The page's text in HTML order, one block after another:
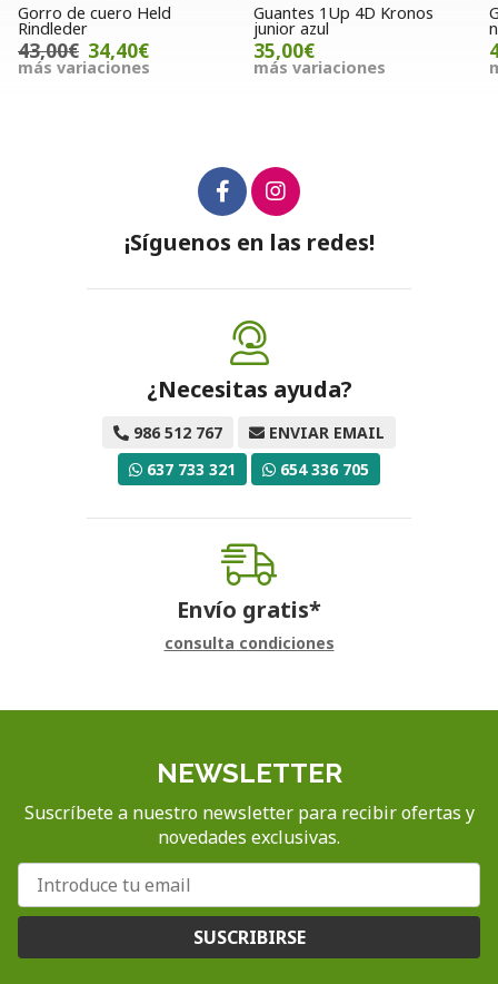
Gorro de cuero Held
Rindleder
43,00€ 34,40€
más variaciones
Guantes 1Up 4D Kronos
junior azul
35,00€
más variaciones
¡Síguenos en las redes!
¿Necesitas ayuda?
986 512 767
ENVIAR EMAIL
637 733 321
654 336 705
Envío gratis*
consulta condiciones
NEWSLETTER
Suscríbete a nuestro newsletter para recibir ofertas y
novedades exclusivas.
SUSCRIBIRSE